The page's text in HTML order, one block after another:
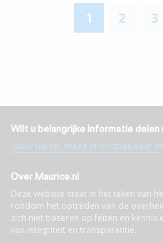
1 2 3
Wilt u belangrijke informatie delen
Stuur uw tip, vraag of verzoek naar
Over Maurice.nl
Deze website staat in het teken van
rondom het optreden van de
zich niet baseren op feiten en
van integriteit en transparantie.